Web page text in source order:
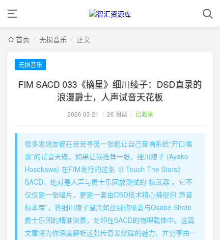
首页 / 无损音乐 / 正文
无损音乐
FIM SACD 033《摘星》细川绫子：DSD直录的
浪漫爵士，人声试音天花板
2026-03-21 / 26 阅读 / 已收录
很多发烧友都在苦苦寻觅一张能让自己音响系统“开口唱
歌”的试音天碟。如果让我推荐一张，细川绫子 (Ayako
Hosokawa) 在FIM发行的这张《I Touch The Stars》
SACD，绝对是人声与爵士乐回放测试的“核武器”。它不
仅仅是一张唱片，更是一套由DSD技术精心捕捉的“声音
标本库”，将细川绫子温润如丝绒的嗓音与Osabe Shoto
爵士乐团的精准演奏，封印在SACD的物理载体中。这篇
文章将为你深度解析这张传奇发烧碟的魅力，并分享由一